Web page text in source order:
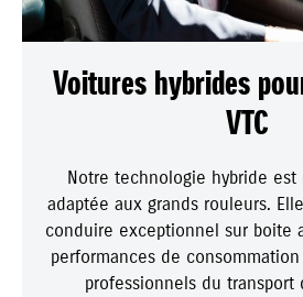
Voitures hybrides
VTC
Notre technologie hybride
adaptée aux grands rouleurs.
conduire exceptionnel sur boite
performances de
professionnels du transport